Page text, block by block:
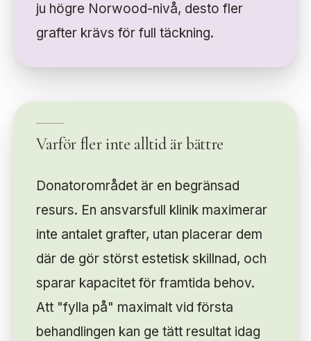
ju högre Norwood-nivå, desto fler
grafter krävs för full täckning.
Varför fler inte alltid är bättre
Donatorområdet är en begränsad
resurs. En ansvarsfull klinik maximerar
inte antalet grafter, utan placerar dem
där de gör störst estetisk skillnad, och
sparar kapacitet för framtida behov.
Att "fylla på" maximalt vid första
behandlingen kan ge tätt resultat idag